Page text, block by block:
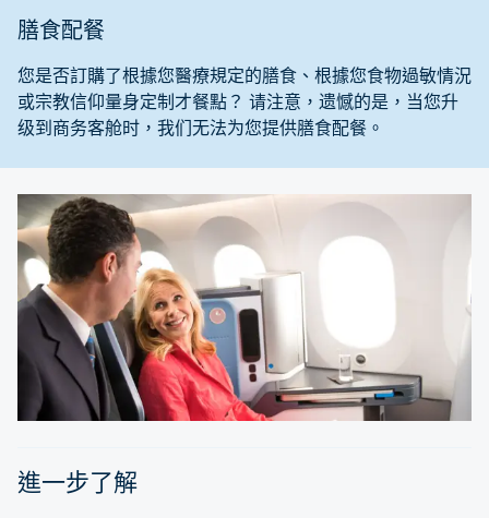
膳食配餐
您是否訂購了根據您醫療規定的膳食、根據您食物過敏情況
或宗教信仰量身定制才餐點？ 请注意，遗憾的是，当您升
级到商务客舱时，我们无法为您提供膳食配餐。
進一步了解